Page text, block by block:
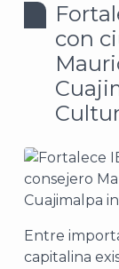
con
Entre
capitalina